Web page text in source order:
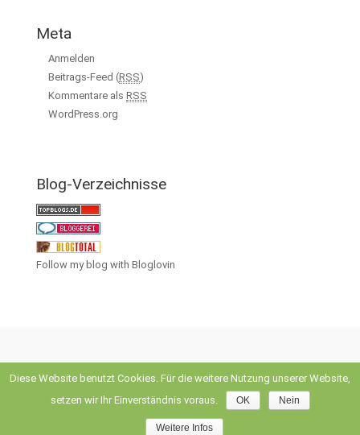
Meta
Anmelden
Beitrags-Feed (RSS)
Kommentare als RSS
WordPress.org
Blog-Verzeichnisse
Follow my blog with Bloglovin
theme by Theme4Press • Powered byWordPress
Diese Website benutzt Cookies. Für die weitere Nutzung unserer Website,
setzen wir Ihr Einverständnis voraus.
OK Nein
Weitere Infos